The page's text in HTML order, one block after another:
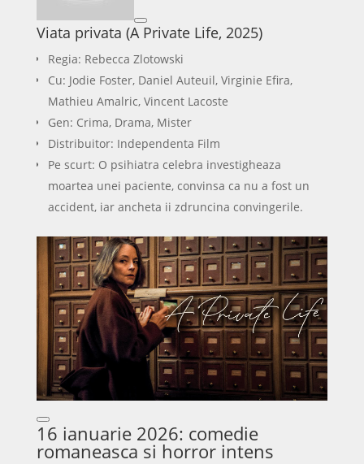
Viata privata (A Private Life, 2025)
Regia: Rebecca Zlotowski
Cu: Jodie Foster, Daniel Auteuil, Virginie Efira,
Mathieu Amalric, Vincent Lacoste
Gen: Crima, Drama, Mister
Distribuitor: Independenta Film
Pe scurt: O psihiatra celebra investigheaza
moartea unei paciente, convinsa ca nu a fost un
accident, iar ancheta ii zdruncina convingerile.
16 ianuarie 2026: comedie
romaneasca si horror intens